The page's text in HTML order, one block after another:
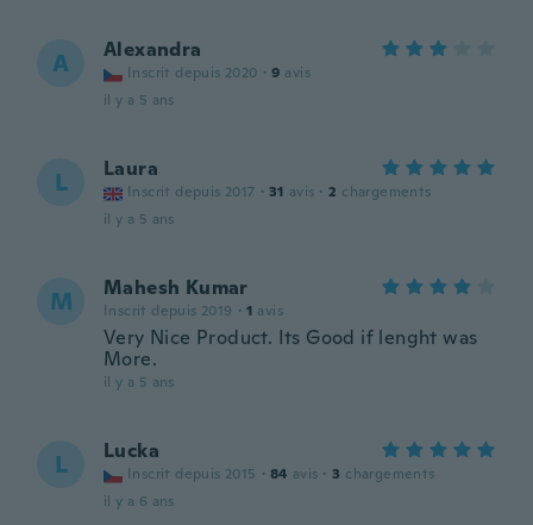
A Alexandra
Inscrit depuis 2020 · 9 avis
il y a 5 ans
L Laura
Inscrit depuis 2017 · 31 avis · 2 chargements
il y a 5 ans
M Mahesh Kumar
Inscrit depuis 2019 · 1 avis
Very Nice Product. Its Good if lenght was
More.
il y a 5 ans
L Lucka
Inscrit depuis 2015 · 84 avis · 3 chargements
il y a 6 ans